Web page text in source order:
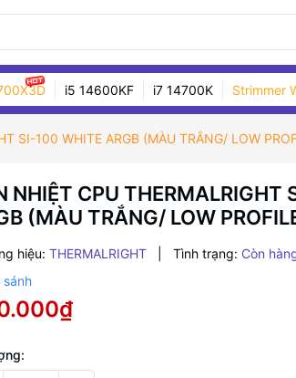
i5 14600KF i7 14700K Strimmer
SI-100 WHITE ARGB (MÀU TRẮNG/ LOW
NHIỆT CPU THERMALRIGHT
(MÀU TRẮNG/ LOW
hiệu: THERMALRIGHT Tình trạng: Còn